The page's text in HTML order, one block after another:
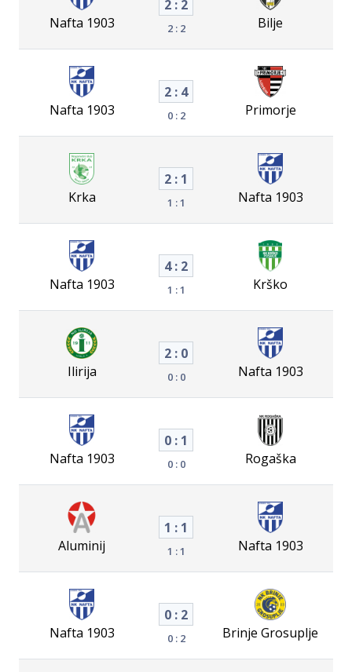
Nafta 1903
2 : 2
2 : 2 Bilje
Nafta 1903
2 : 4
0 : 2 Primorje
Krka
2 : 1
1 : 1 Nafta 1903
Nafta 1903
4 : 2
1 : 1 Krško
Ilirija
2 : 0
0 : 0 Nafta 1903
Nafta 1903
0 : 1
0 : 0 Rogaška
Aluminij
1 : 1
1 : 1 Nafta 1903
Nafta 1903
0 : 2
0 : 2 Brinje Grosuplje